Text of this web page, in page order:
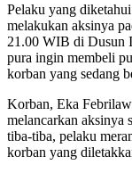
Pelaku yang
melakukan aksinya
21.00 WIB di Dusun
pura ingin membeli
korban yang sedang
Korban, Eka
melancarkan aksinya
tiba-tiba, pelaku
korban yang